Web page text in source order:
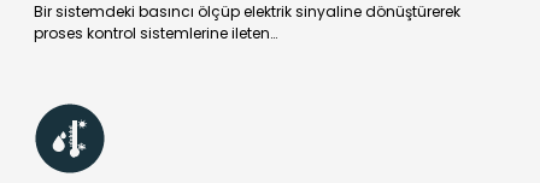
Bir sistemdeki basıncı ölçüp elektrik sinyaline dönüştürerek
proses kontrol sistemlerine ileten…